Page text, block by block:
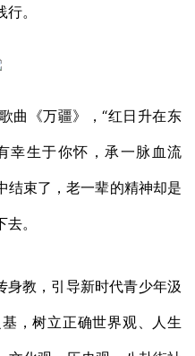
。
曲《万疆》，“红日升在东
幸生于你怀，承一脉血流
束了，老一辈的精神却是
。
身教，引导新时代青少年汲
，树立正确世界观、人生